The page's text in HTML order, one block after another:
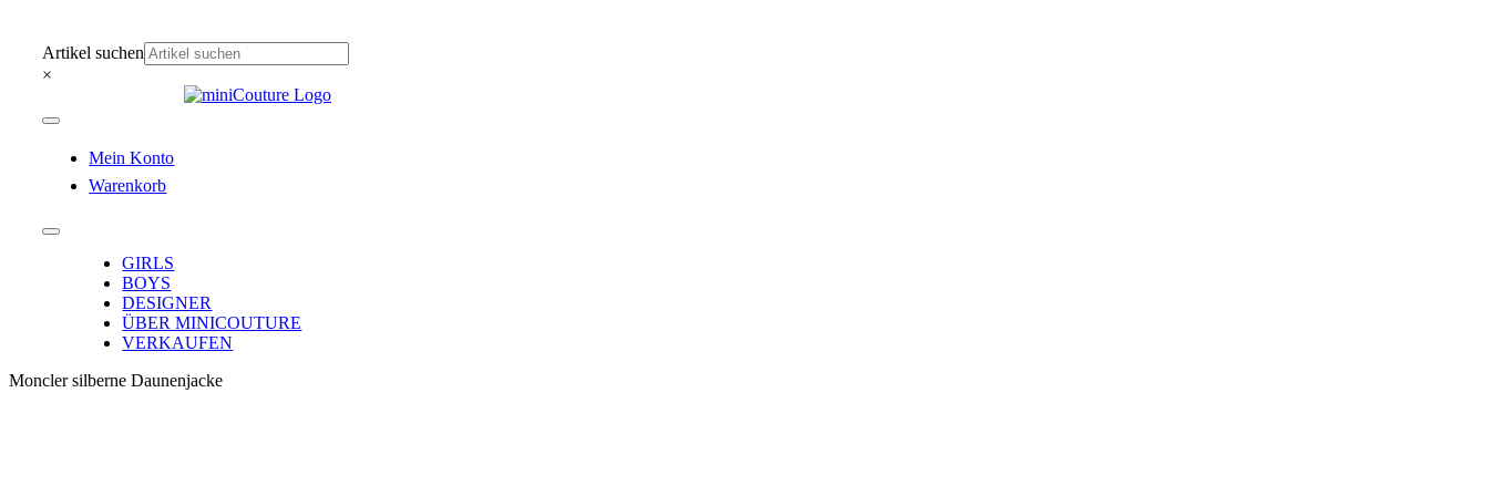
springenArtikel suchen
×
Toggle
Mein Konto
Warenkorb
Toggle
GIRLS
BOYS
DESIGNER
ÜBER MINICOUTURE
VERKAUFEN
Moncler silberne Daunenjacke